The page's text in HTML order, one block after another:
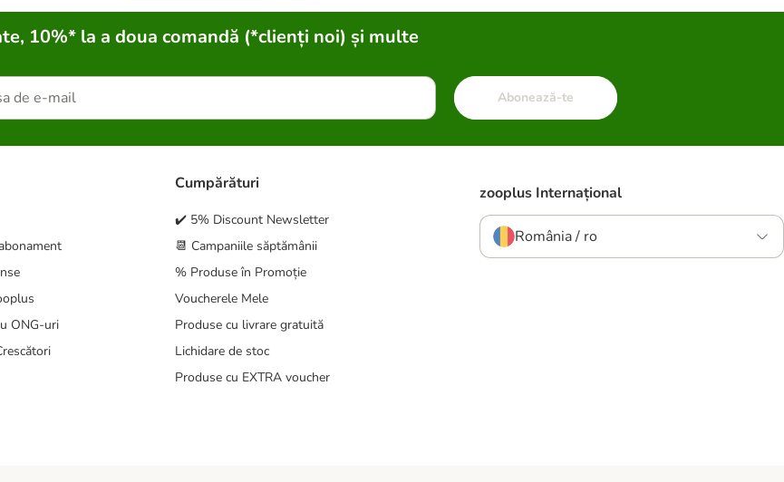
10%* la a doua comandă (*clienți noi) și multe
Abonează-te
ONG-uri
Cumpărături
✔️ 5% Discount Newsletter
📆 Campaniile săptămânii
% Produse în Promoție
Voucherele Mele
Produse cu livrare gratuită
Lichidare de stoc
Produse cu EXTRA voucher
zooplus Internațional
România / ro